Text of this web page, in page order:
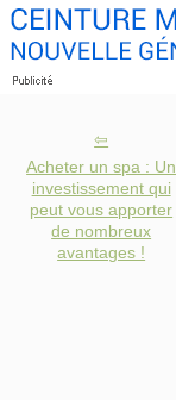
Acheter un spa : Un
investissement qui
peut vous apporter
de nombreux
avantages !